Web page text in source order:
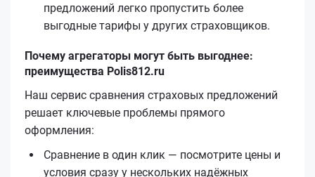
предложений легко пропустить более
выгодные тарифы у других страховщиков.
Почему агрегаторы могут быть выгоднее:
преимущества Polis812.ru
Наш сервис сравнения страховых предложений
решает ключевые проблемы прямого
оформления:
Сравнение в один клик — посмотрите цены и
условия сразу у нескольких надёжных